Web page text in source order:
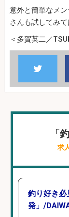
意外と簡単なメ
さんも試してみて
＜多賀英二／
「
求
釣り好き必
発」/